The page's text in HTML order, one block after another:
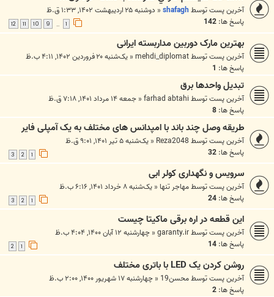
آخرین پست توسط shafagh
« دوشنبه ۲۵ اردیبهشت ۱۴۰۲, ۱:۳۳ ق.ظ
پاسخ ها: 142
1
…
9
10
11
12
بهترین مارک دوربین مداربسته ایرانی
آخرین پست توسطmehdi_diplomat
« یک‌شنبه ۲۰ فروردین ۱۴۰۲, ۴:۱۱ ب.ظ
پاسخ ها: 1
تبدیل واحدها برق
آخرین پست توسط farhad abtahi
« جمعه ۱۴ مرداد ۱۴۰۱, ۷:۱۸ ق.ظ
پاسخ ها: 8
طریقه وصل چند باند با امپدانس های مختلف به یک آمپلی فایر
آخرین پست توسط Reza2048
« یک‌شنبه ۵ تیر ۱۴۰۱, ۹:۰۱ ق.ظ
پاسخ ها: 32
1
2
3
سرویس و نگهداری کولر ابی
آخرین پست توسطمهاجر تنها « یک‌شنبه ۸ خرداد ۱۴۰۱, ۶:۱۶ ب.ظ
پاسخ ها: 24
1
2
3
این قطعه در اره برقی ماکیتا چیست
آخرین پست توسطgaranty.ir
« چهارشنبه ۱۲ آبان ۱۴۰۰, ۴:۰۴ ب.ظ
پاسخ ها: 14
1
2
روشن کردن یک LED با باتری مختلف
آخرین پست توسطمحسن19 « چهارشنبه ۱۷ شهریور ۱۴۰۰, ۲:۰۰ ب.ظ
پاسخ ها: 2